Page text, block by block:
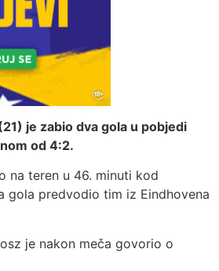
je zabio dva gola u pobjedi
od 4:2.
na teren u 46. minuti kod
gola predvodio tim iz Eindhovena
je nakon meča govorio o